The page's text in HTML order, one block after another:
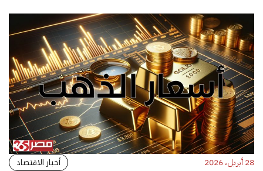
28 أبريل، 2026 أخبار الاقتصاد